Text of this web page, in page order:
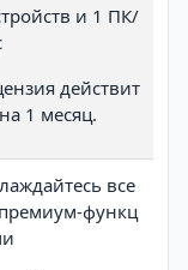
и 1 ПК/
действит
1 месяц.
все
функц